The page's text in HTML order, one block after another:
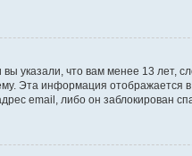
указали, что вам менее 13 лет,
Эта информация отображается
email, либо он заблокирован